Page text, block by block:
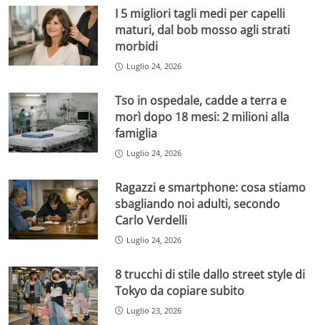
I 5 migliori tagli medi per capelli
maturi, dal bob mosso agli strati
morbidi
Luglio 24, 2026
Tso in ospedale, cadde a terra e
morì dopo 18 mesi: 2 milioni alla
famiglia
Luglio 24, 2026
Ragazzi e smartphone: cosa stiamo
sbagliando noi adulti, secondo
Carlo Verdelli
Luglio 24, 2026
8 trucchi di stile dallo street style di
Tokyo da copiare subito
Luglio 23, 2026